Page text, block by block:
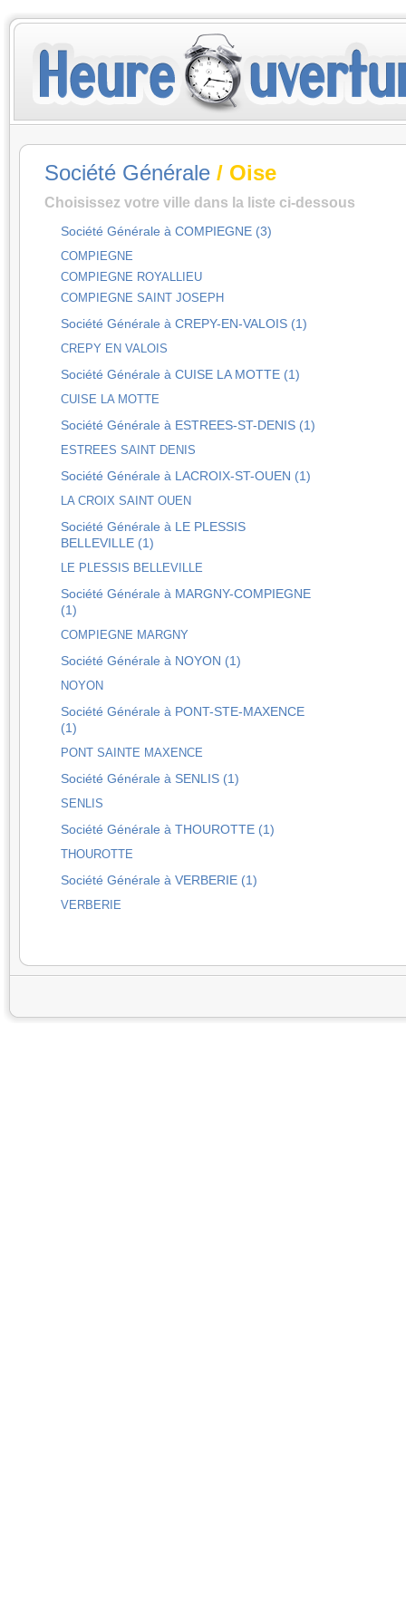
Société Générale / Oise
Choisissez votre ville dans la liste ci-dessous
Société Générale à COMPIEGNE (3)
COMPIEGNE
COMPIEGNE ROYALLIEU
COMPIEGNE SAINT JOSEPH
Société Générale à CREPY-EN-VALOIS (1)
CREPY EN VALOIS
Société Générale à CUISE LA MOTTE (1)
CUISE LA MOTTE
Société Générale à ESTREES-ST-DENIS (1)
ESTREES SAINT DENIS
Société Générale à LACROIX-ST-OUEN (1)
LA CROIX SAINT OUEN
Société Générale à LE PLESSIS
BELLEVILLE (1)
LE PLESSIS BELLEVILLE
Société Générale à MARGNY-COMPIEGNE
(1)
COMPIEGNE MARGNY
Société Générale à NOYON (1)
NOYON
Société Générale à PONT-STE-MAXENCE
(1)
PONT SAINTE MAXENCE
Société Générale à SENLIS (1)
SENLIS
Société Générale à THOUROTTE (1)
THOUROTTE
Société Générale à VERBERIE (1)
VERBERIE